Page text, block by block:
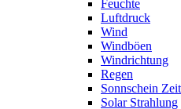
Feuchte
Luftdruck
Wind
Windböen
Windrichtung
Regen
Sonnschein Zeit
Solar Strahlung